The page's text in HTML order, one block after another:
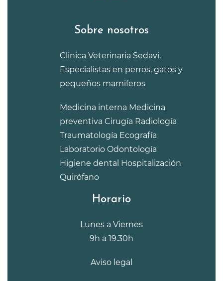
Sobre nosotros
Clinica Veterinaria Sedavi.
Especialistas en perros, gatos y
pequeños mamiferos
Medicina interna Medicina
preventiva Cirugía Radiología
Traumatología Ecografía
Laboratorio Odontología
Higiene dental Hospitalización
Quirófano
Horario
Lunes a Viernes
9h a 19.30h
Aviso legal